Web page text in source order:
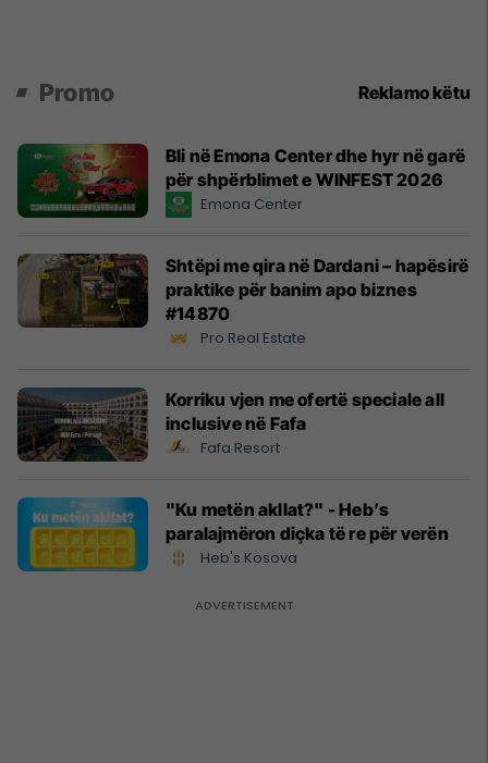
Promo Reklamo këtu
Bli në Emona Center dhe hyr në garë
për shpërblimet e WINFEST 2026
Emona Center
Shtëpi me qira në Dardani – hapësirë
praktike për banim apo biznes
#14870
Pro Real Estate
Korriku vjen me ofertë speciale all
inclusive në Fafa
Fafa Resort
"Ku metën akllat?" - Heb’s
paralajmëron diçka të re për verën
Heb's Kosova